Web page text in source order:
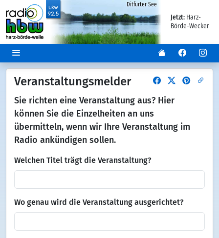
Ditfurter See
Jetzt:Harz-
Börde-Wecker
Veranstaltungsmelder
Sie richten eine Veranstaltung aus? Hier
können Sie die Einzelheiten an uns
übermitteln, wenn wir Ihre Veranstaltung im
Radio ankündigen sollen.
Welchen Titel trägt die Veranstaltung?
Wo genau wird die Veranstaltung ausgerichtet?